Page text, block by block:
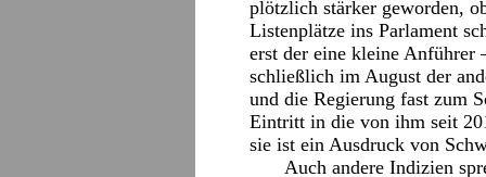
plötzlich stärker geworden,
Listenplätze ins Parlament
erst der eine kleine Anführer
schließlich im August der
und die Regierung fast zum
Eintritt in die von ihm seit
sie ist ein Ausdruck von
Auch andere Indizien